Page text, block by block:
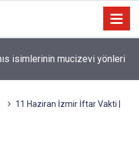
11 Haziran İzmir İftar Vakti |